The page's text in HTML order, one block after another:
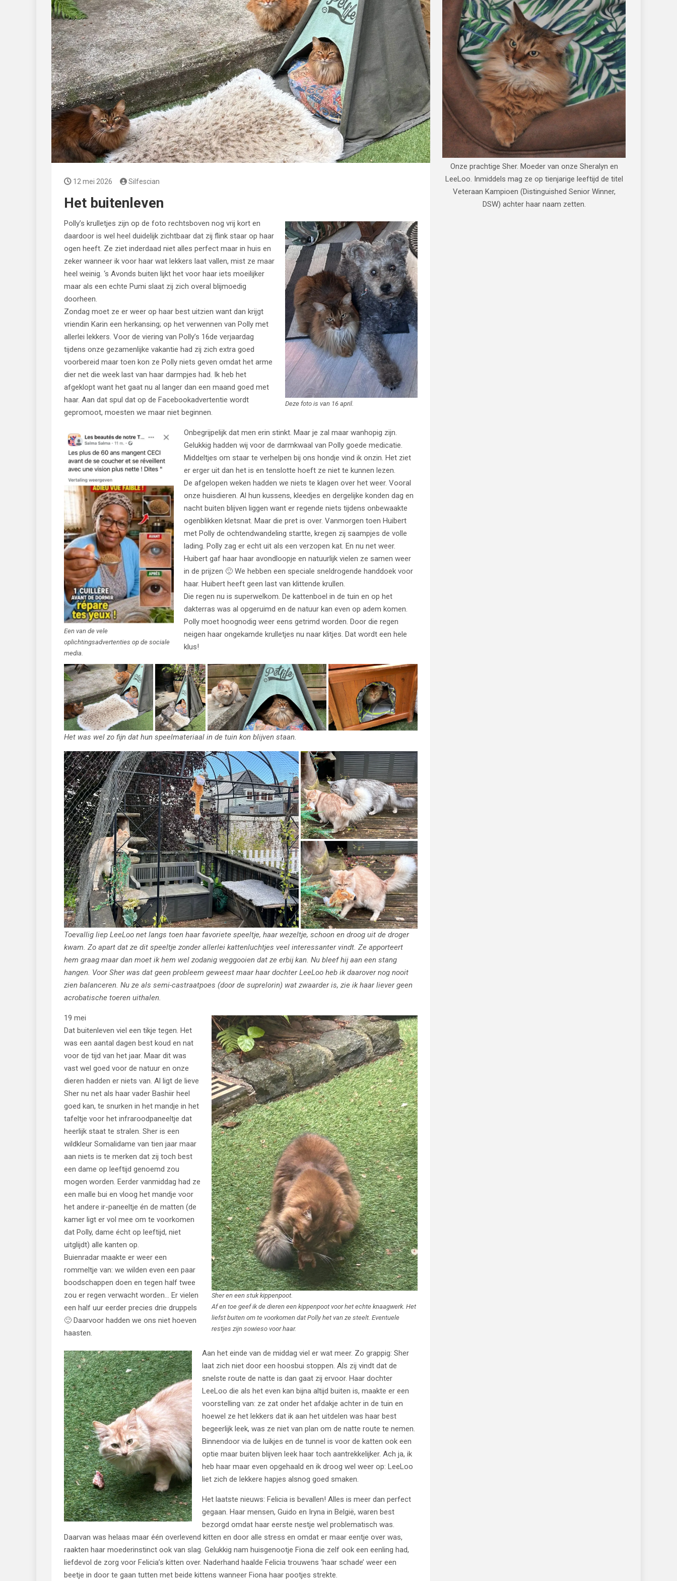
12 mei 2026 Silfescian
Het buitenleven
Deze foto is van 16 april.
Polly’s krulletjes zijn op de foto rechtsboven nog vrij kort en
daardoor is wel heel duidelijk zichtbaar dat zij flink staar op haar
ogen heeft. Ze ziet inderdaad niet alles perfect maar in huis en
zeker wanneer ik voor haar wat lekkers laat vallen, mist ze maar
heel weinig. ‘s Avonds buiten lijkt het voor haar iets moeilijker
maar als een echte Pumi slaat zij zich overal blijmoedig
doorheen.
Zondag moet ze er weer op haar best uitzien want dan krijgt
vriendin Karin een herkansing; op het verwennen van Polly met
allerlei lekkers. Voor de viering van Polly’s 16de verjaardag
tijdens onze gezamenlijke vakantie had zij zich extra goed
voorbereid maar toen kon ze Polly niets geven omdat het arme
dier net die week last van haar darmpjes had. Ik heb het
afgeklopt want het gaat nu al langer dan een maand goed met
haar. Aan dat spul dat op de Facebookadvertentie wordt
gepromoot, moesten we maar niet beginnen.
Een van de vele
oplichtingsadvertenties op de sociale
media.
Onbegrijpelijk dat men erin stinkt. Maar je zal maar wanhopig zijn.
Gelukkig hadden wij voor de darmkwaal van Polly goede medicatie.
Middeltjes om staar te verhelpen bij ons hondje vind ik onzin. Het ziet
er erger uit dan het is en tenslotte hoeft ze niet te kunnen lezen.
De afgelopen weken hadden we niets te klagen over het weer. Vooral
onze huisdieren. Al hun kussens, kleedjes en dergelijke konden dag en
nacht buiten blijven liggen want er regende niets tijdens onbewaakte
ogenblikken kletsnat. Maar die pret is over. Vanmorgen toen Huibert
met Polly de ochtendwandeling startte, kregen zij saampjes de volle
lading. Polly zag er echt uit als een verzopen kat. En nu net weer.
Huibert gaf haar haar avondloopje en natuurlijk vielen ze samen weer
in de prijzen 🙂 We hebben een speciale sneldrogende handdoek voor
haar. Huibert heeft geen last van klittende krullen.
Die regen nu is superwelkom. De kattenboel in de tuin en op het
dakterras was al opgeruimd en de natuur kan even op adem komen.
Polly moet hoognodig weer eens getrimd worden. Door die regen
neigen haar ongekamde krulletjes nu naar klitjes. Dat wordt een hele
klus!
Het was wel zo fijn dat hun speelmateriaal in de tuin kon blijven staan.
Toevallig liep LeeLoo net langs toen haar favoriete speeltje, haar wezeltje, schoon en droog uit de droger
kwam. Zo apart dat ze dit speeltje zonder allerlei kattenluchtjes veel interessanter vindt. Ze apporteert
hem graag maar dan moet ik hem wel zodanig weggooien dat ze erbij kan. Nu bleef hij aan een stang
hangen. Voor Sher was dat geen probleem geweest maar haar dochter LeeLoo heb ik daarover nog nooit
zien balanceren. Nu ze als semi-castraatpoes (door de suprelorin) wat zwaarder is, zie ik haar liever geen
acrobatische toeren uithalen.
Sher en een stuk kippenpoot.
Af en toe geef ik de dieren een kippenpoot voor het echte knaagwerk. Het
liefst buiten om te voorkomen dat Polly het van ze steelt. Eventuele
restjes zijn sowieso voor haar.
19 mei
Dat buitenleven viel een tikje tegen. Het
was een aantal dagen best koud en nat
voor de tijd van het jaar. Maar dit was
vast wel goed voor de natuur en onze
dieren hadden er niets van. Al ligt de lieve
Sher nu net als haar vader Bashiir heel
goed kan, te snurken in het mandje in het
tafeltje voor het infraroodpaneeltje dat
heerlijk staat te stralen. Sher is een
wildkleur Somalidame van tien jaar maar
aan niets is te merken dat zij toch best
een dame op leeftijd genoemd zou
mogen worden. Eerder vanmiddag had ze
een malle bui en vloog het mandje voor
het andere ir-paneeltje én de matten (de
kamer ligt er vol mee om te voorkomen
dat Polly, dame écht op leeftijd, niet
uitglijdt) alle kanten op.
Buienradar maakte er weer een
rommeltje van: we wilden even een paar
boodschappen doen en tegen half twee
zou er regen verwacht worden… Er vielen
een half uur eerder precies drie druppels
🙂 Daarvoor hadden we ons niet hoeven
haasten.
Aan het einde van de middag viel er wat meer. Zo grappig: Sher
laat zich niet door een hoosbui stoppen. Als zij vindt dat de
snelste route de natte is dan gaat zij ervoor. Haar dochter
LeeLoo die als het even kan bijna altijd buiten is, maakte er een
voorstelling van: ze zat onder het afdakje achter in de tuin en
hoewel ze het lekkers dat ik aan het uitdelen was haar best
begeerlijk leek, was ze niet van plan om de natte route te nemen.
Binnendoor via de luikjes en de tunnel is voor de katten ook een
optie maar buiten blijven leek haar toch aantrekkelijker. Ach ja, ik
heb haar maar even opgehaald en ik droog wel weer op: LeeLoo
liet zich de lekkere hapjes alsnog goed smaken.
Het laatste nieuws: Felicia is bevallen! Alles is meer dan perfect
gegaan. Haar mensen, Guido en Iryna in België, waren best
bezorgd omdat haar eerste nestje wel problematisch was.
Daarvan was helaas maar één overlevend kitten en door alle stress en omdat er maar eentje over was,
raakten haar moederinstinct ook van slag. Gelukkig nam huisgenootje Fiona die zelf ook een eenling had,
liefdevol de zorg voor Felicia’s kitten over. Naderhand haalde Felicia trouwens ‘haar schade’ weer een
beetje in door te gaan tutten met beide kittens wanneer Fiona haar pootjes strekte.
Onze prachtige Sher. Moeder van onze Sheralyn en
LeeLoo. Inmiddels mag ze op tienjarige leeftijd de titel
Veteraan Kampioen (Distinguished Senior Winner,
DSW) achter haar naam zetten.